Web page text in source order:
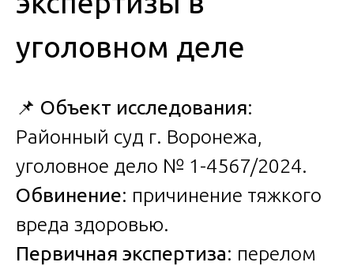
уголовном деле
📌 Объект исследования:
Районный суд г. Воронежа,
уголовное дело № 1-4567/2024.
Обвинение: причинение тяжкого
вреда здоровью.
Первичная экспертиза: перелом